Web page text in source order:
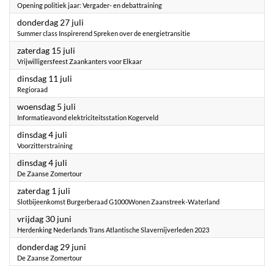
Opening politiek jaar: Vergader- en debattraining
donderdag 27 juli
Summer class Inspirerend Spreken over de energietransitie
zaterdag 15 juli
Vrijwilligersfeest Zaankanters voor Elkaar
dinsdag 11 juli
Regioraad
woensdag 5 juli
Informatieavond elektriciteitsstation Kogerveld
dinsdag 4 juli
Voorzitterstraining
dinsdag 4 juli
De Zaanse Zomertour
zaterdag 1 juli
Slotbijeenkomst Burgerberaad G1000Wonen Zaanstreek-Waterland
vrijdag 30 juni
Herdenking Nederlands Trans Atlantische Slavernijverleden 2023
donderdag 29 juni
De Zaanse Zomertour